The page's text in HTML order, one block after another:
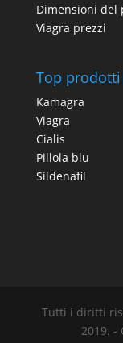
Dimensioni del
Viagra prezzi
Top prodotti
Kamagra
Viagra
Cialis
Pillola blu
Sildenafil
Tutti i diritti
2019. -